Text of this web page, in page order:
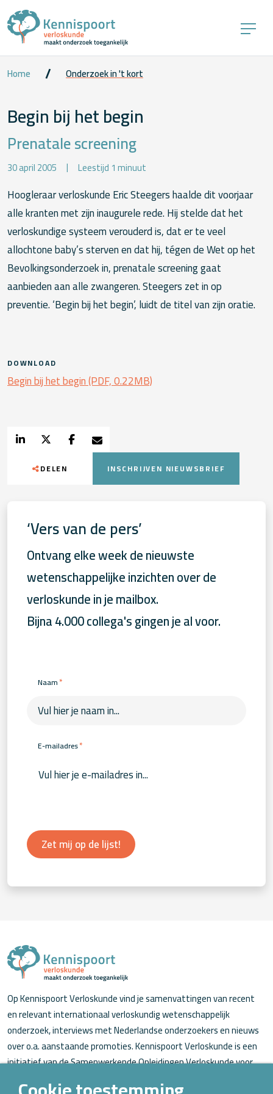
Home Onderzoek in 't kort
Begin bij het begin
Prenatale screening
30 april 2005 Leestijd 1 minuut
Hoogleraar verloskunde Eric Steegers haalde dit voorjaar
alle kranten met zijn inaugurele rede. Hij stelde dat het
verloskundige systeem verouderd is, dat er te veel
allochtone baby’s sterven en dat hij, tégen de Wet op het
Bevolkingsonderzoek in, prenatale screening gaat
aanbieden aan alle zwangeren. Steegers zet in op
preventie. ‘Begin bij het begin’, luidt de titel van zijn oratie.
DOWNLOAD
Begin bij het begin (PDF, 0.22MB)
DELEN INSCHRIJVEN NIEUWSBRIEF
‘Vers van de pers’
Ontvang elke week de nieuwste
wetenschappelijke inzichten over de
verloskunde in je mailbox.
Bijna 4.000 collega's gingen je al voor.
Naam*
E-mailadres*
Zet mij op de lijst!
Op Kennispoort Verloskunde vind je samenvattingen van recent
en relevant internationaal verloskundig wetenschappelijk
onderzoek, interviews met Nederlandse onderzoekers en nieuws
over o.a. aanstaande promoties. Kennispoort Verloskunde is een
initiatief van de Samenwerkende Opleidingen Verloskunde voor